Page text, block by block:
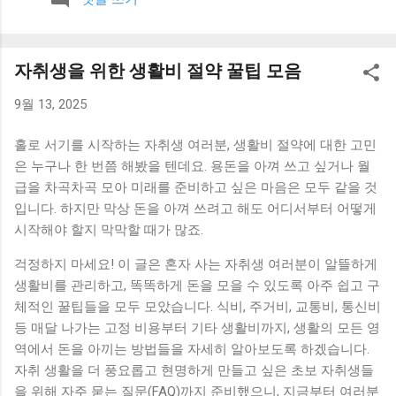
보니 계획 없이 하루를 보내는 경우가 많았고, 그만큼 소비도 즉
단하게 그날의 지출 계획을 세우는 습관을 만들었습니다. 큰 금
는 것이 중요했습니다. 이 과정을 통해 불필요한 소비를 사전에
줄일 수 있었습니다. 2. 계좌 잔액 확인하기 하루를 시작하면서
현재 계좌 잔액을 확인하는 습관을 만들었습니다. 단순한 행동
이지만 소비에 대한 인식을 높이는 데 도움이 됐습니다. 이 습관
하나만으로도 충동적인 소비가 줄어드는 효과가 있었습니다. 3.
커피 대신 집에서 준비하기 아침에 카페를 이용하던 습관을 줄
이고, 집에서 간단하게 음료를 준비하는 방식으로 바꿨습니다.
이 변화는 작은 것처럼 보였지만 꾸준히 이어지면서 지출을 줄
이는 데 도움이 됐습니다. 4. 소비 기준 한 번 더 생각하기 하루
를 시작하면서 “오늘 꼭 필요한 소비인가”를 한 번 더 생각하는
시간을 가졌습니다. 이 질문 하나만으로도 계획 없는 지출을 줄
이는 데 효과가 있었습니다. 5. 짧은 정리 시간 만들기 아침에 5
분 정도 시간을 내서 집을 간단하게 정리했습니다. 생활 환경이
정리되면서 불필요한 소비도 줄어드는 느낌이 있었습니다. 작
자취생을 위한 생활비 절약 꿀팁 모음
9월 13, 2025
홀로 서기를 시작하는 자취생 여러분, 생활비 절약에 대한 고민
은 누구나 한 번쯤 해봤을 텐데요. 용돈을 아껴 쓰고 싶거나 월
급을 차곡차곡 모아 미래를 준비하고 싶은 마음은 모두 같을 것
입니다. 하지만 막상 돈을 아껴 쓰려고 해도 어디서부터 어떻게
시작해야 할지 막막할 때가 많죠.
걱정하지 마세요! 이 글은 혼자 사는 자취생 여러분이 알뜰하게
생활비를 관리하고, 똑똑하게 돈을 모을 수 있도록 아주 쉽고 구
체적인 꿀팁들을 모두 모았습니다. 식비, 주거비, 교통비, 통신비
등 매달 나가는 고정 비용부터 기타 생활비까지, 생활의 모든 영
역에서 돈을 아끼는 방법들을 자세히 알아보도록 하겠습니다.
자취 생활을 더 풍요롭고 현명하게 만들고 싶은 초보 자취생들
을 위해 자주 묻는 질문(FAQ)까지 준비했으니, 지금부터 여러분